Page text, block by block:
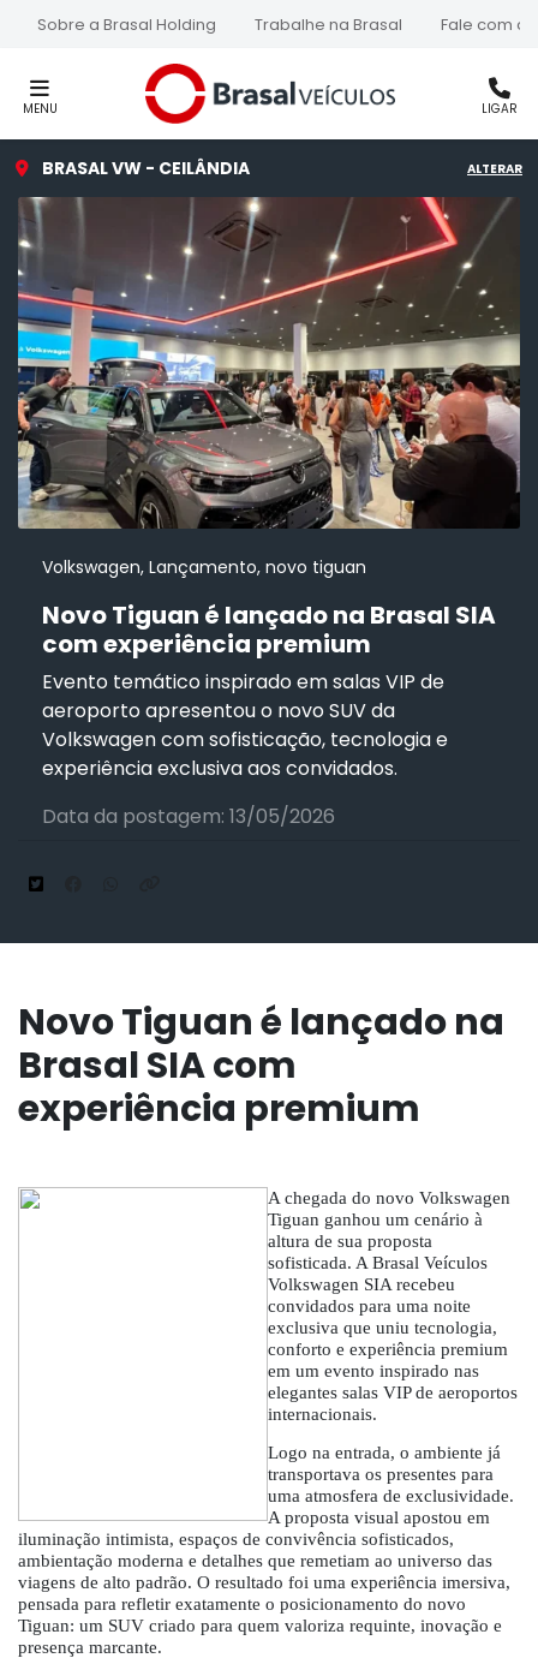
Sobre a Brasal Holding Trabalhe na Brasal Fale com a
MENU LIGAR
BRASAL VW - CEILÂNDIA ALTERAR
Volkswagen, Lançamento, novo tiguan
Novo Tiguan é lançado na Brasal SIA
com experiência premium
Evento temático inspirado em salas VIP de
aeroporto apresentou o novo SUV da
Volkswagen com sofisticação, tecnologia e
experiência exclusiva aos convidados.
Data da postagem: 13/05/2026
Novo Tiguan é lançado na
Brasal SIA com
experiência premium
A chegada do novo Volkswagen
Tiguan ganhou um cenário à
altura de sua proposta
sofisticada. A Brasal Veículos
Volkswagen SIA recebeu
convidados para uma noite
exclusiva que uniu tecnologia,
conforto e experiência premium
em um evento inspirado nas
elegantes salas VIP de aeroportos
internacionais.
Logo na entrada, o ambiente já
transportava os presentes para
uma atmosfera de exclusividade.
A proposta visual apostou em
iluminação intimista, espaços de convivência sofisticados,
ambientação moderna e detalhes que remetiam ao universo das
viagens de alto padrão. O resultado foi uma experiência imersiva,
pensada para refletir exatamente o posicionamento do novo
Tiguan: um SUV criado para quem valoriza requinte, inovação e
presença marcante.